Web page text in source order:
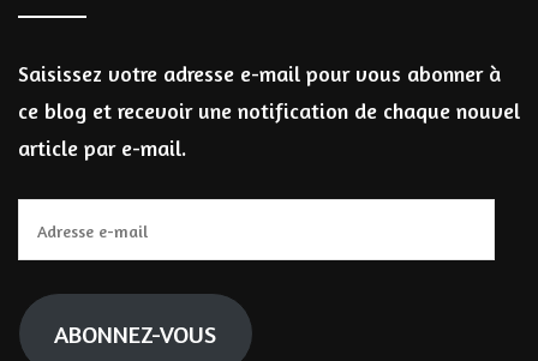
Saisissez votre adresse e-mail pour vous abonner à
ce blog et recevoir une notification de chaque nouvel
article par e-mail.
e-
mail
ABONNEZ-VOUS